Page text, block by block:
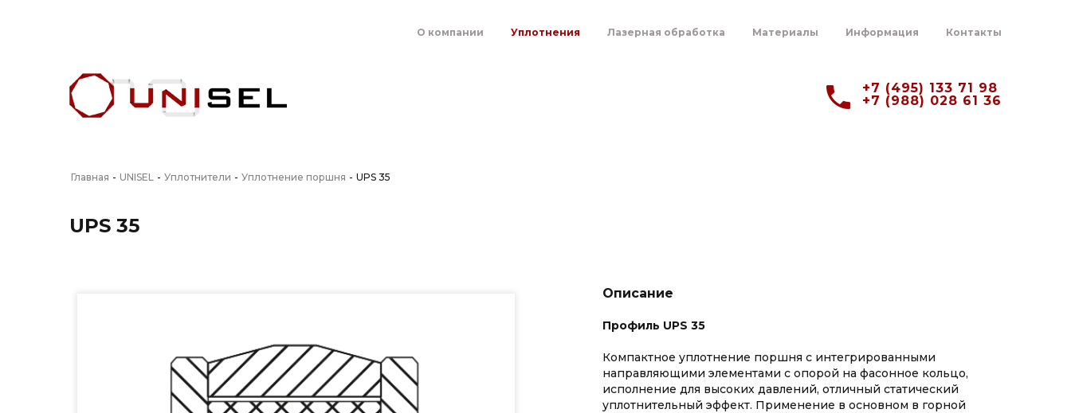
О компании Уплотнения Лазерная обработка Материалы Информация Контакты
+7 (495) 133 71 98
+7 (988) 028 61 36
Главная - UNISEL - Уплотнители - Уплотнение поршня - UPS 35
UPS 35
Описание
Профиль UPS 35
Компактное уплотнение поршня с интегрированными
направляющими элементами с опорой на фасонное кольцо,
исполнение для высоких давлений, отличный статический
уплотнительный эффект. Применение в основном в горной